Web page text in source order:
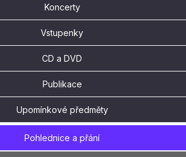
Koncerty
Vstupenky
CD a DVD
Publikace
Upomínkové předměty
Pohlednice a přání